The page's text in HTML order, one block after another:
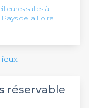
salles à
de la Loire
réservable